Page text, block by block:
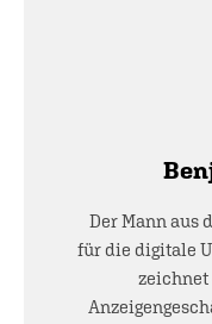
Der Mann aus
für die digitale
zeichnet